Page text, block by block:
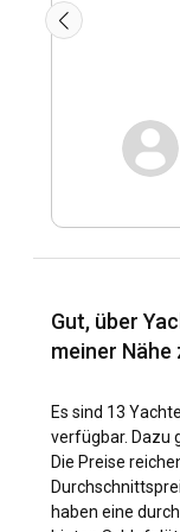
Die
angenehm
niedrigere
Segelerlebnis
einen günstigen
mieten.
Wie sind die
Palamos?
Jahres ideale
bedeutet heiße,
feuchte Winter.
perfekte
Überprüfen Sie
Gut, über
meiner Nähe
Es sind 13
verfügbar. Dazu
Die Preise
haben eine